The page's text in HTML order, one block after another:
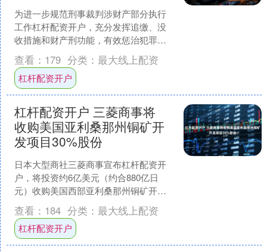
为进一步规范刑事裁判涉财产部分执行
工作杠杆配资开户，充分发挥追缴、没
收措施和财产刑功能，有效惩治犯罪，
保护国家利益和当事人合法权益，最高
人民法院于近日印发了《关....
查看： 179 分类： 最大线上配资
杠杆配资开户
杠杆配资开户 三菱商事将
收购美国亚利桑那州铜矿开
发项目30%股份
日本大型商社三菱商事宣布杠杆配资开
户，将投资约6亿美元（约合880亿日
元）收购美国西部亚利桑那州铜矿开发
项目30%的股份。三菱商事希望该矿能在
2029年左右投产....
查看： 184 分类： 最大线上配资
杠杆配资开户